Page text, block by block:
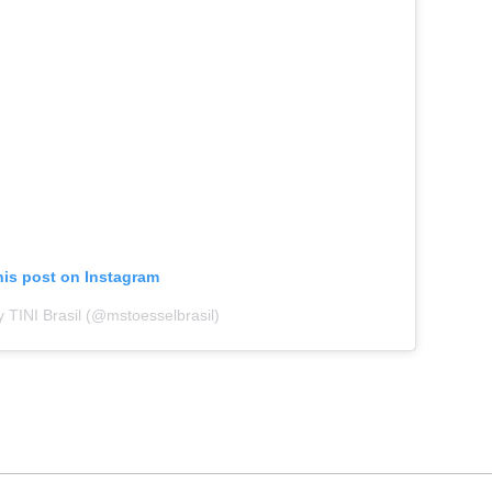
post on Instagram
TINI Brasil (@mstoesselbrasil)